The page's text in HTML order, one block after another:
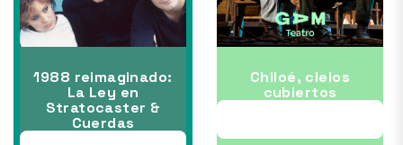
1988 reimaginado:
La Ley en
Stratocaster &
Cuerdas
Chiloé, cielos
cubiertos